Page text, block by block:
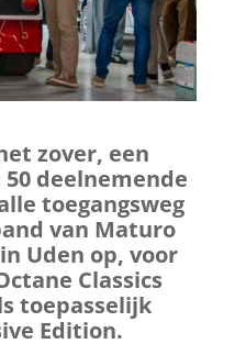
zover, een
deelnemende
toegangsweg
van Maturo
Uden op, voor
Classics
toepasselijk
Edition.